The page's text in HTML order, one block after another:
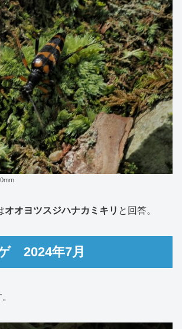
オオヨツスジハナカミキリ と回答。
2024年7月